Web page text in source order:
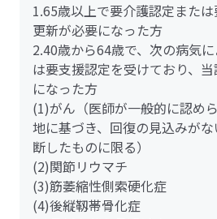
1.65歳以上で要介護認定また
更新が必要になった方
2.40歳から64歳で、次の病気
は要支援認定を受けており、
になった方
(1)がん（医師が一般的に認め
地に基づき、回復の見込みが
断したものに限る）
(2)関節リウマチ
(3)筋萎縮性側索硬化症
(4)後縦靱帯骨化症